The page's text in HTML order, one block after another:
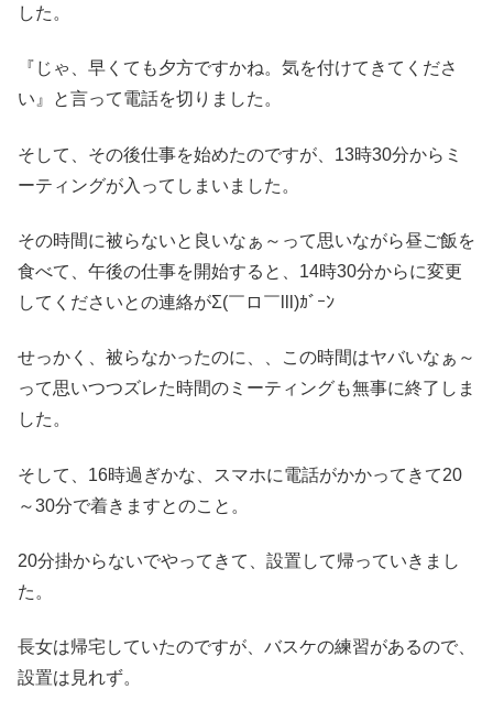
した。
『じゃ、早くても夕方ですかね。気を付けてきてくださ
い』と言って電話を切りました。
そして、その後仕事を始めたのですが、13時30分からミ
ーティングが入ってしまいました。
その時間に被らないと良いなぁ～って思いながら昼ご飯を
食べて、午後の仕事を開始すると、14時30分からに変更
してくださいとの連絡がΣ(￣ロ￣lll)ｶﾞｰﾝ
せっかく、被らなかったのに、、この時間はヤバいなぁ～
って思いつつズレた時間のミーティングも無事に終了しま
した。
そして、16時過ぎかな、スマホに電話がかかってきて20
～30分で着きますとのこと。
20分掛からないでやってきて、設置して帰っていきまし
た。
長女は帰宅していたのですが、バスケの練習があるので、
設置は見れず。